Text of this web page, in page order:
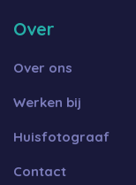
Over
Over ons
Werken bij
Huisfotograaf
Contact